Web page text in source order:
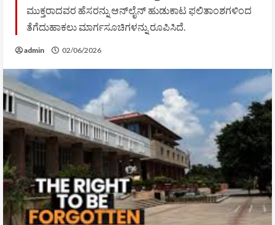
ಮುಕ್ತರಾದವರ ಹೆಸರನ್ನು ಆನ್‌ಲೈನ್ ಹುಡುಕಾಟ ಫಲಿತಾಂಶಗಳಿಂದ
ತೆಗೆದುಹಾಕಲು ಮಾರ್ಗಸೂಚಿಗಳನ್ನು ರೂಪಿಸಿದೆ.
admin 02/06/2026